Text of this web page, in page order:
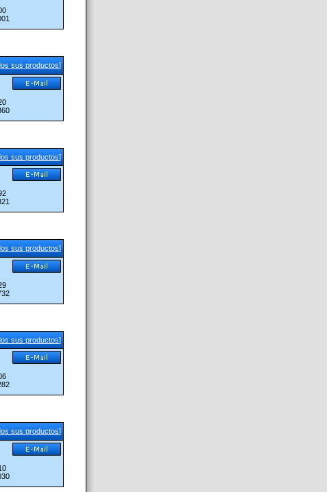
sus productos]
sus productos]
sus productos]
sus productos]
sus productos]